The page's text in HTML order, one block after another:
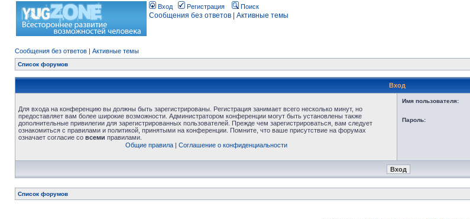
Вход Регистрация Поиск
Сообщения без ответов Активные темы
Сообщения без ответов | Активные темы
Список форумов
Вход
Для входа на конференцию вы должны быть зарегистрированы. Регистрация занимает всего несколько минут, но
предоставляет вам более широкие возможности. Администратором конференции могут быть установлены также
дополнительные привилегии для зарегистрированных пользователей. Прежде чем зарегистрироваться, вам следует
ознакомиться с правилами и политикой, принятыми на конференции. Помните, что ваше присутствие на форумах
означает согласие со всеми правилами.
Общие правила| Соглашение о конфиденциальности
Имя пользователя:
Пароль:
Список форумов